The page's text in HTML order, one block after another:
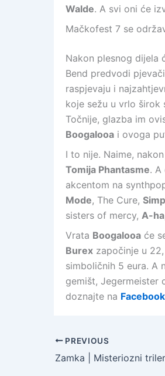
Walde. A svi oni će
Mačkofest 7 se
Nakon plesnog dijela
Bend predvodi
raspjevaju i
koje sežu u vrlo širok
Točnije, glazba im
Boogalooa i ovoga
I to nije. Naime,
Tomija Phantasme. A
akcentom na
Mode, The Cure,
sisters of mercy, A-ha
Vrata Boogalooa će
Burex započinje u
simboličnih 5 eura. A
gemišt, Jegermeister
doznajte na
PREVIOUS